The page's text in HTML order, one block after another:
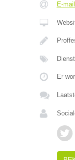
E-
Er